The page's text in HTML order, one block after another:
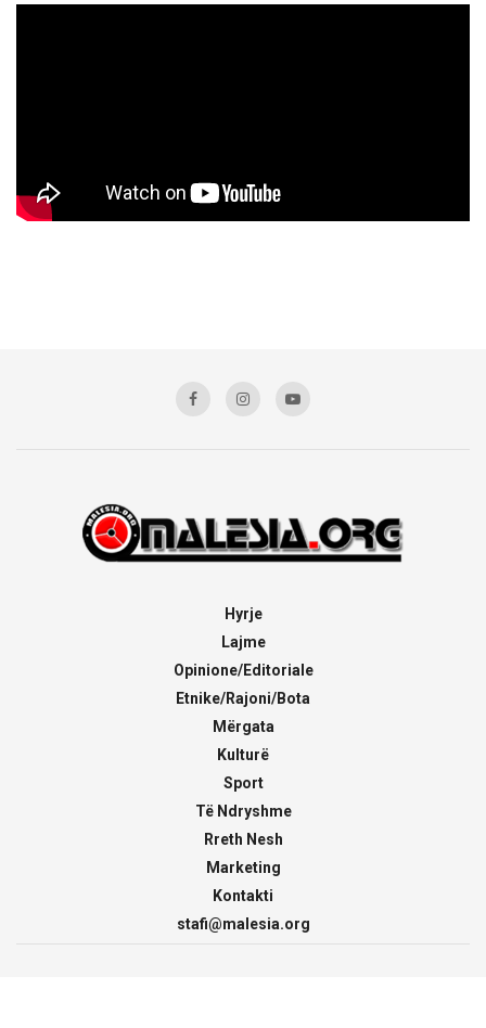
Hyrje
Lajme
Opinione/Editoriale
Etnike/Rajoni/Bota
Mërgata
Kulturë
Sport
Të Ndryshme
Rreth Nesh
Marketing
Kontakti
stafi@malesia.org